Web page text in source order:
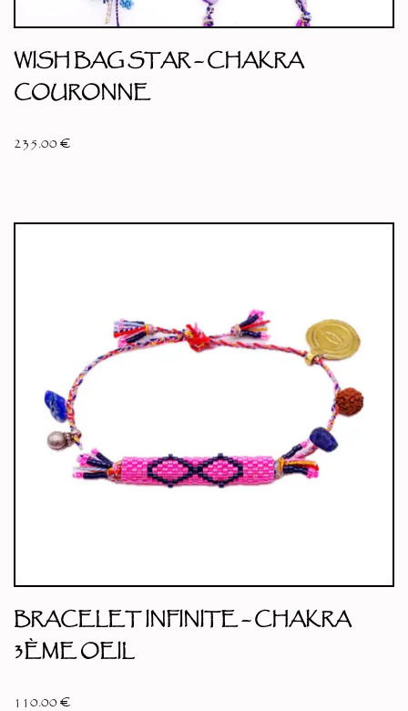
WISH BAG STAR – CHAKRA
COURONNE
235.00€
BRACELET INFINITE – CHAKRA
3ÈME OEIL
110.00€